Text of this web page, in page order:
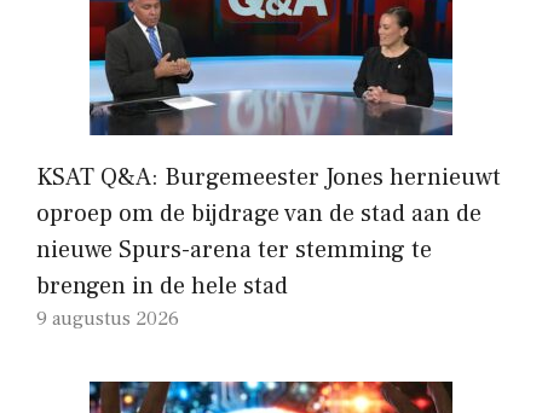
KSAT Q&A: Burgemeester Jones hernieuwt
oproep om de bijdrage van de stad aan de
nieuwe Spurs-arena ter stemming te
brengen in de hele stad
9 augustus 2026